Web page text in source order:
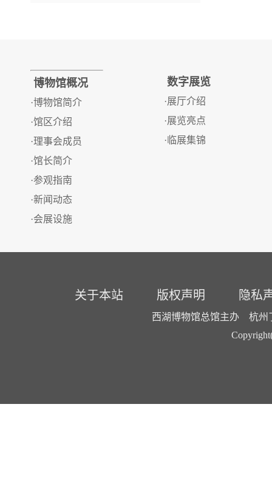
博物馆概况
·博物馆简介
·馆区介绍
·理事会成员
·馆长简介
·参观指南
·新闻动态
·会展设施
数字展览
·展厅介绍
·展览亮点
·临展集锦
关于本站 版权声明 隐私
西湖博物馆总馆主办 杭州